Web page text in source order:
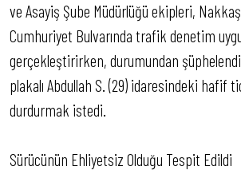
ve Asayiş Şube Müdürlüğü ekipleri,
Cumhuriyet Bulvarında trafik denetim
gerçekleştirirken, durumundan
plakalı Abdullah S. (29) idaresindeki hafif
durdurmak istedi.
Sürücünün Ehliyetsiz Olduğu Tespit Edildi